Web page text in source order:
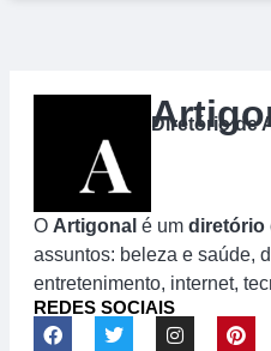
Diretório de
O Artigonal é um diretório
assuntos: beleza e saúde,
entretenimento, internet,
REDES SOCIAIS